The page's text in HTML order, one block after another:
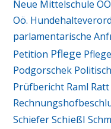
Neue Mittelschule OÖ
Oö.
parlamentarische
Petition Pflege
Podgorschek
Prüfbericht Raml Ratt
Schiefer Schießl